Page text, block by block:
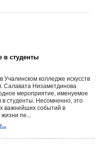
в студенты
колледже искусств
Салавата Низаметдинова
мероприятие, именуемое
студенты. Несомненно, это
важнейших событий в
жизни пе...